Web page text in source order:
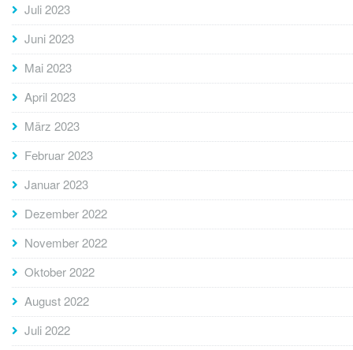
Juli 2023
Juni 2023
Mai 2023
April 2023
März 2023
Februar 2023
Januar 2023
Dezember 2022
November 2022
Oktober 2022
August 2022
Juli 2022